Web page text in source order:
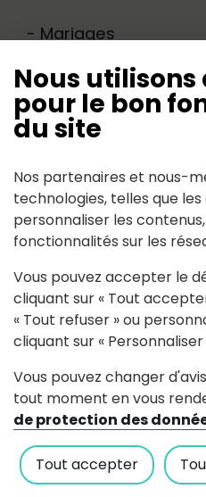
Nous utilisons
pour le bon
du site
Nos partenaires et nous-
technologies, telles que
personnaliser les
fonctionnalités sur les
Vous pouvez accepter le
cliquant sur « Tout
« Tout refuser » ou
cliquant sur «
Vous pouvez changer
tout moment en vous
de protection des
Tout accepter
- Mariages
- Séminaires
- Thé dansants
- Anniversaires
- Soirées à thèmes
Contact
Z.A. Les
la Roseraie
06 14 76 33 02